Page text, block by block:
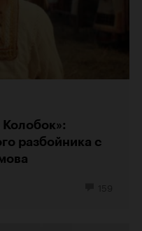
разбойника с